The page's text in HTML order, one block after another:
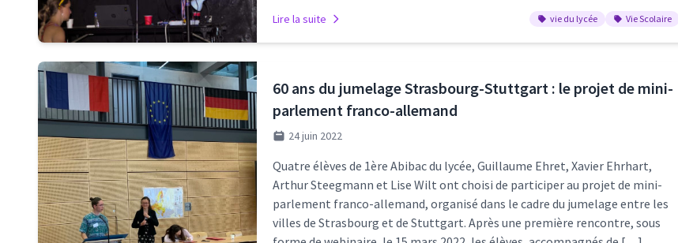
Lire la suite vie du lycée Vie Scolaire
60 ans du jumelage Strasbourg-Stuttgart : le projet de mini-
parlement franco-allemand
24 juin 2022
Quatre élèves de 1ère Abibac du lycée, Guillaume Ehret, Xavier Ehrhart,
Arthur Steegmann et Lise Wilt ont choisi de participer au projet de mini-
parlement franco-allemand, organisé dans le cadre du jumelage entre les
villes de Strasbourg et de Stuttgart. Après une première rencontre, sous